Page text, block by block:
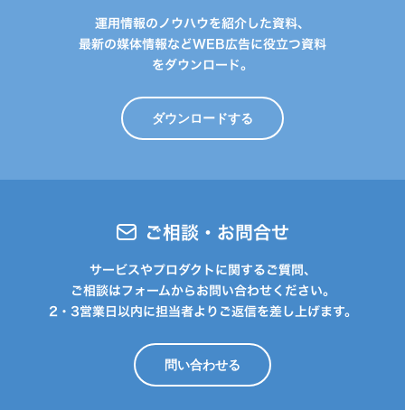
運用情報のノウハウを紹介した資料、
最新の媒体情報などWEB広告に役立つ資料
をダウンロード。
ダウンロードする
ご相談・お問合せ
サービスやプロダクトに関するご質問、
ご相談はフォームからお問い合わせください。
2・3営業日以内に担当者よりご返信を差し上げます。
問い合わせる